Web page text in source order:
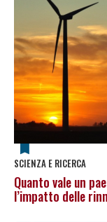
SCIENZA E RICERCA
Quanto vale un
l’impatto delle